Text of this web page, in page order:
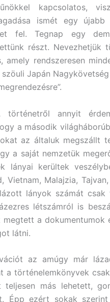
kapcsolatos,
ismét egy újabb
fel. Tegnap egy
részt. Nevezhetjük
amely rendszeresen
szöuli Japán
történetről annyit
a második
az általuk megszállt
a saját nemzetük
lányai kerültek
Malajzia, Tajvan,
lányok számát csak
létszámról is
a dokumentumok
látni.
az amúgy már
a történelemkönyvek
teljesen más lehetett,
Épp ezért sokak